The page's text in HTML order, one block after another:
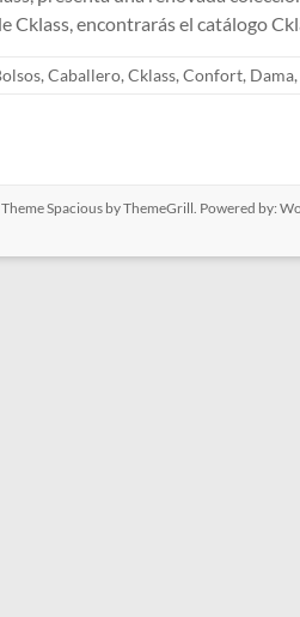
Cklass, encontrarás el catálogo
, Caballero, Cklass, Confort, Dama,
Spacious by ThemeGrill. Powered by: